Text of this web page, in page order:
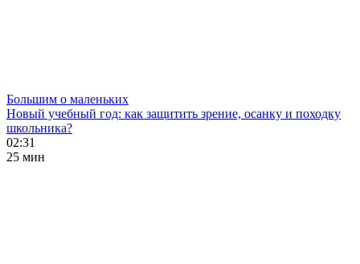
Большим о маленьких
Новый учебный год: как защитить зрение, осанку и походку
школьника?
02:31
25 мин